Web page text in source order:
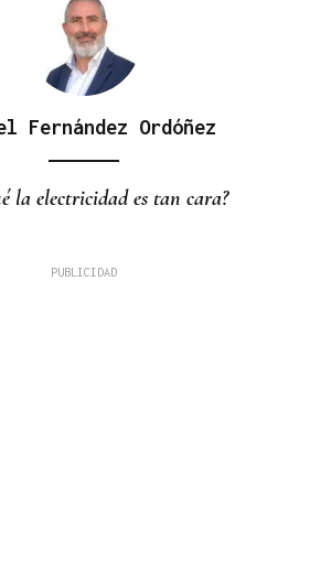
Fernández Ordóñez
la electricidad es tan cara?